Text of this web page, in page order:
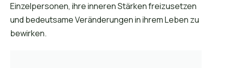
Einzelpersonen, ihre inneren Stärken freizusetzen
und bedeutsame Veränderungen in ihrem Leben zu
bewirken.